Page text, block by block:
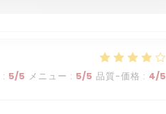
: 5/5 メニュー : 5/5 品質-価格 : 4/5